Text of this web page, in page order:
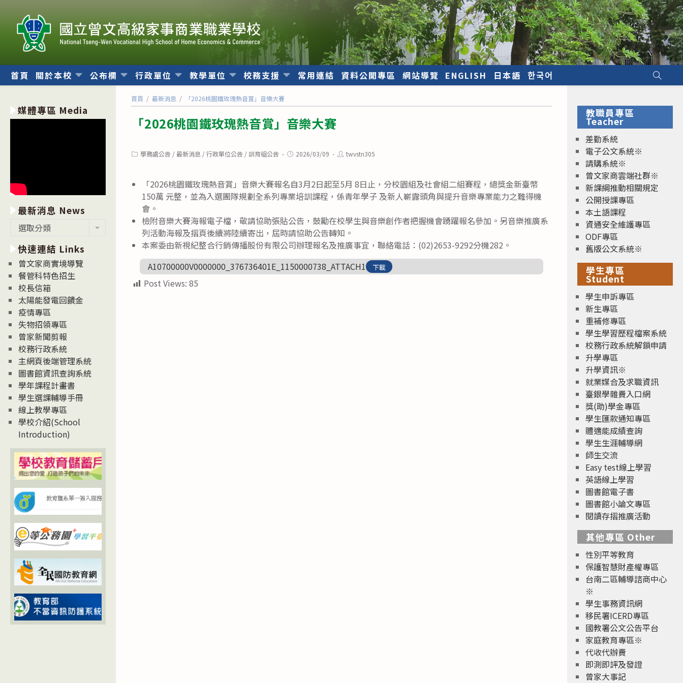
內
首頁 關於本校 公布欄 行政單位 教學單位 校務支援 常用連結 資料公開專區 網站導覽 ENGLISH 日本語 한국어
首頁 / 最新消息 / 「2026桃園鐵玫瑰熱音賞」音樂大賽
「2026桃園鐵玫瑰熱音賞」音樂大賽
Post學務處公告 / 最新消息 / 行政單位公告 / 訓育組公告
Post2026/03/09
Posttwvstn305
「2026桃園鐵玫瑰熱音賞」音樂大賽報名自3月2日起至5月 8日止，分校園組及社會組二組賽程，總獎金新臺幣
150萬 元整，並為入選團隊規劃全系列專業培訓課程，係青年學子 及新人嶄露頭角與提升音樂專業能力之難得機
會。
檢附音樂大賽海報電子檔，敬請協助張貼公告，鼓勵在校學生與音樂創作者把握機會踴躍報名參加。另音樂推廣系
列活動海報及摺頁後續將陸續寄出，屆時請協助公告轉知。
本案委由新視紀整合行銷傳播股份有限公司辦理報名及推廣事宜，聯絡電話：(02)2653-9292分機282。
A10700000V0000000_376736401E_1150000738_ATTACH1
下載
Post Views: 85
媒體專區 Media
最新消息 News
消
息
News
選取分類
快速連結 Links
曾文家商實境導覽
餐管科特色招生
校長信箱
太陽能發電回饋金
疫情專區
失物招領專區
曾家新聞剪報
校務行政系統
主網頁後端管理系統
圖書館資訊查詢系統
學年課程計畫書
學生選課輔導手冊
線上教學專區
學校介紹(School
Introduction)
教職員專區
Teacher
差勤系統
電子公文系統※
請購系統※
曾文家商雲端社群※
新課綱推動相關規定
公開授課專區
本土語課程
資通安全維護專區
ODF專區
舊版公文系統※
學生專區
Student
學生申訴專區
新生專區
重補修專區
學生學習歷程檔案系統
校務行政系統解鎖申請
升學專區
升學資訊※
就業媒合及求職資訊
臺銀學雜費入口網
獎(助)學金專區
學生匯款通知專區
體適能成績查詢
學生生涯輔導網
師生交流
Easy test線上學習
英語線上學習
圖書館電子書
圖書館小論文專區
閱讀存摺推廣活動
其他專區 Other
性別平等教育
保護智慧財產權專區
台南二區輔導諮商中心
※
學生事務資訊網
移民署ICERD專區
國教署公文公告平台
家庭教育專區※
代收代辦費
即測即評及發證
曾家大事記